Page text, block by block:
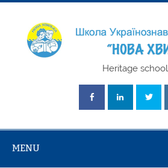
Skip
Heritage school
MENU